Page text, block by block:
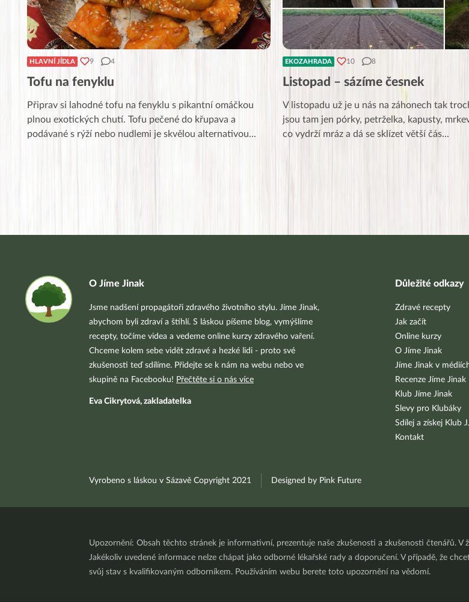
HLAVNÍ JÍDLA 9 4
Tofu na fenyklu
Připrav si lahodné tofu na fenyklu s pikantní omáčkou
plnou exotických chutí. Tofu pečené do křupava a
podávané s rýží nebo nudlemi je skvělou alternativou...
EKOZAHRADA 10 8
Listopad – sázíme česnek
V listopadu už je u nás na záhonech tak
jsou tam jen pórky, petrželka, kapusty,
co vydrží mráz a dá se sklízet větší čás...
O Jíme Jinak
Jsme nadšení propagátoři zdravého životního stylu. Jíme Jinak,
abychom byli zdraví a štíhlí. S láskou píšeme blog, vymýšlíme
recepty, točíme videa a vedeme online kurzy zdravého vaření.
Chceme kolem sebe vidět zdravé a hezké lidi - proto své
zkušenosti teď sdílíme. Přidejte se k nám na webu nebo ve
skupině na Facebooku! Přečtěte si o nás více
Eva Cikrytová, zakladatelka
Důležité odkazy
Zdravé recepty
Jak začít
Online kurzy
O Jíme Jinak
Jíme Jinak v
Recenze Jíme Jinak
Klub Jíme Jinak
Slevy pro Klubáky
Sdílej a získej Klub
Kontakt
Vyrobeno s láskou v Sázavě Copyright 2021 Designed by Pink Future
Upozornění: Obsah těchto stránek je informativní, prezentuje naše zkušenosti a zkušenosti čtenářů.
Jakékoliv uvedené informace nelze chápat jako odborné lékařské rady a doporučení. V případě, že
svůj stav s kvalifikovaným odborníkem. Používáním webu berete toto upozornění na vědomí.